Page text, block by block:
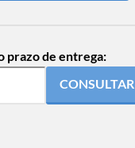
prazo de entrega:
CONSULTAR